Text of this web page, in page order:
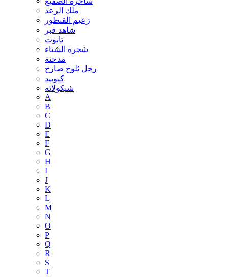
ملك الرعد
زعيم القنطور
شاهد قبر
تابوت
شجرة الشتاء
مدخنة
رجل ثلوج صارخ
كيوبيد
شيكولاته
A
B
C
D
E
F
G
H
I
J
K
L
M
N
O
P
Q
R
S
T